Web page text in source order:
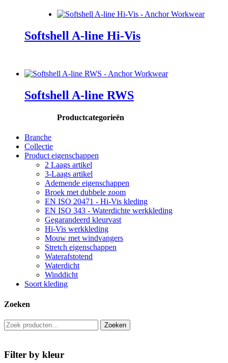
Softshell A-line Hi-Vis
Softshell A-line RWS
Productcategorieën
Branche
Collectie
Product eigenschappen
2 Laags artikel
3-Laags artikel
Ademende eigenschappen
Broek met dubbele zoom
EN ISO 20471 - Hi-Vis kleding
EN ISO 343 - Waterdichte werkkleding
Gegarandeerd kleurvast
Hi-Vis werkkleding
Mouw met windvangers
Stretch eigenschappen
Waterafstotend
Waterdicht
Winddicht
Soort kleding
Zoeken
Zoeken
naar:
Zoeken
Filter by kleur